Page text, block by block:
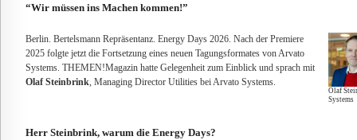
“Wir müssen ins Machen kommen!”
Olaf
Systems
Berlin. Bertelsmann Repräsentanz. Energy Days 2026. Nach der Premiere
2025 folgte jetzt die Fortsetzung eines neuen Tagungsformates von Arvato
Systems. THEMEN!Magazin hatte Gelegenheit zum Einblick und sprach mit
Olaf Steinbrink, Managing Director Utilities bei Arvato Systems.
Herr Steinbrink, warum die Energy Days?